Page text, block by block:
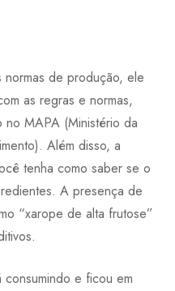
de produção, ele
as regras e normas,
MAPA (Ministério da
Além disso, a
tenha como saber se o
A presença de
“xarope de alta frutose”
e ficou em